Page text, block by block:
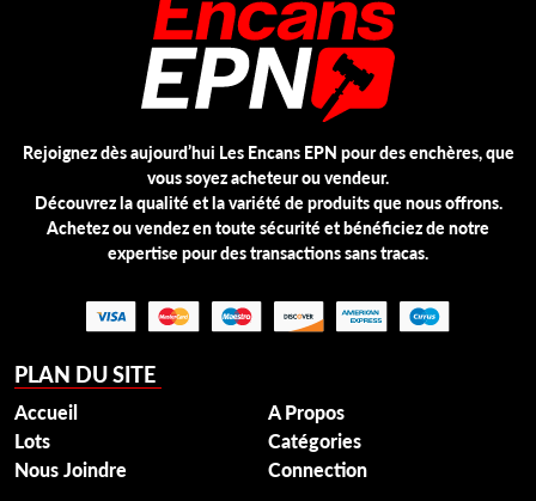
PLAN DU SITE
Accueil
A Propos
Lots
Catégories
Nous Joindre
Connection
Rejoignez dès aujourd’hui Les Encans EPN pour des enchères, que
vous soyez acheteur ou vendeur.
Découvrez la qualité et la variété de produits que nous offrons.
Achetez ou vendez en toute sécurité et bénéficiez de notre
expertise pour des transactions sans tracas.